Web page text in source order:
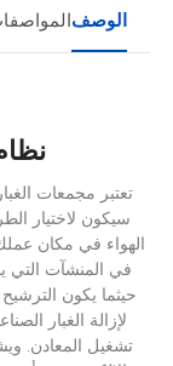
الوصفالمواصفات
تعتبر مجمعات
سيكون لاختيار
الهواء في مكان عملك.
في المنشآت التي
حيثما يكون الترشيح
لإزالة الغبار
تشغيل المعادن.